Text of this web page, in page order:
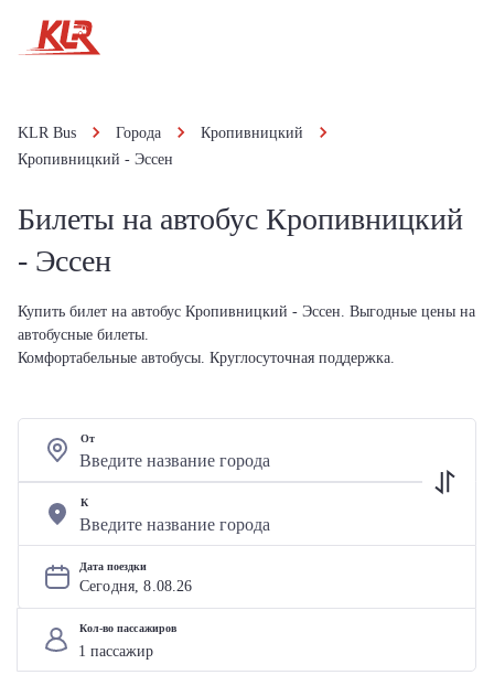
KLR Bus Города
Кропивницкий
Кропивницкий - Эссен
Билеты на автобус Кропивницкий
- Эссен
Купить билет на автобус Кропивницкий - Эссен. Выгодные цены на
автобусные билеты.
Комфортабельные автобусы. Круглосуточная поддержка.
От
К
Дата поездки
Сегодня, 8.08.26
Кол-во пассажиров